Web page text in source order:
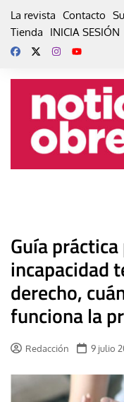
La revista Contacto
Tienda
INICIA SESIÓN
Guía
incapacidad
derecho,
funciona la
Redacción 9 julio